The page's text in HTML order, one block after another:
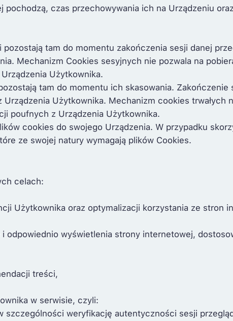
czas przechowywania ich na Urządzeniu
tam do momentu zakończenia sesji danej
Mechanizm Cookies sesyjnych nie pozwala na
Użytkownika.
tam do momentu ich skasowania. Zakończenie
Użytkownika. Mechanizm cookies trwałych
poufnych z Urządzenia Użytkownika.
cookies do swojego Urządzenia. W przypadku
ze swojej natury wymagają plików Cookies.
celach:
Użytkownika oraz optymalizacji korzystania ze stron
odpowiednio wyświetlenia strony internetowej,
treści,
w serwisie, czyli:
weryfikację autentyczności sesji